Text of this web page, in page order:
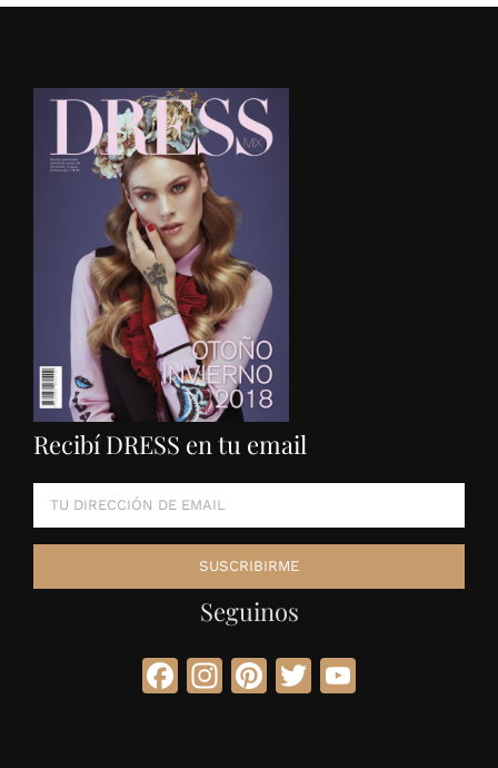
Recibí DRESS en tu email
Seguinos
Facebook
Instagram
Pinterest
Twitter